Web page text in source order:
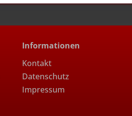
Informationen
Kontakt
Datenschutz
Impressum